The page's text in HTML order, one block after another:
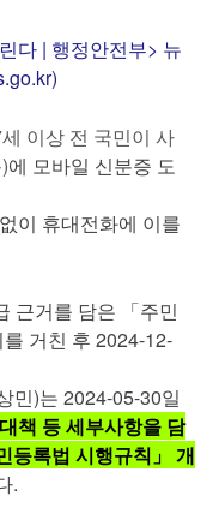
다 | 행정안전부> 뉴
이상 전 국민이 사
에 모바일 신분증 도
이 휴대전화에 이를
근거를 담은 「주민
거친 후 2024-12-
민)는 2024-05-30일
책 등 세부사항을 담
등록법 시행규칙」 개
.